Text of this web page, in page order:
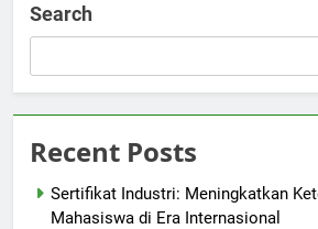
Search
Recent Posts
Sertifikat Industri: Meningkatkan
Mahasiswa di Era Internasional